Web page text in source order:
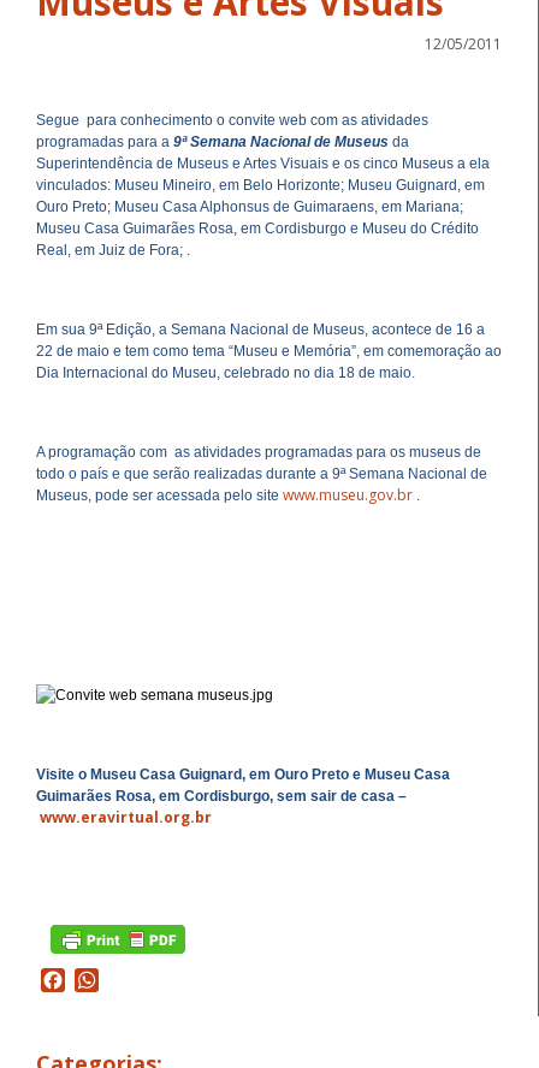
12/05/2011
Segue para conhecimento o convite web com as atividades
programadas para a 9ª Semana Nacional de Museus da
Superintendência de Museus e Artes Visuais e os cinco Museus a ela
vinculados: Museu Mineiro, em Belo Horizonte; Museu Guignard, em
Ouro Preto; Museu Casa Alphonsus de Guimaraens, em Mariana;
Museu Casa Guimarães Rosa, em Cordisburgo e Museu do Crédito
Real, em Juiz de Fora; .
Em sua 9ª Edição, a Semana Nacional de Museus, acontece de 16 a
22 de maio e tem como tema “Museu e Memória”, em comemoração ao
Dia Internacional do Museu, celebrado no dia 18 de maio.
A programação com as atividades programadas para os museus de
todo o país e que serão realizadas durante a 9ª Semana Nacional de
Museus, pode ser acessada pelo site www.museu.gov.br
Visite o Museu Casa Guignard, em Ouro Preto e Museu Casa
Guimarães Rosa, em Cordisburgo, sem sair de casa –
www.eravirtual.org.br
Facebook